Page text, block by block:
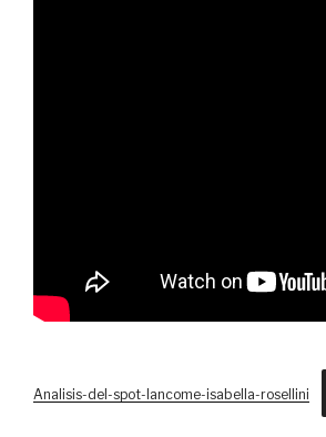
Analisis-del-spot-lancome-isabella-rosellini